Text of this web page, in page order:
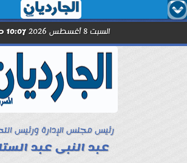
  
السبت 8 أغسطس 2026 10:07 صـ
رئيس مجلس الإدارة ورئيس
عبد النبى عبد